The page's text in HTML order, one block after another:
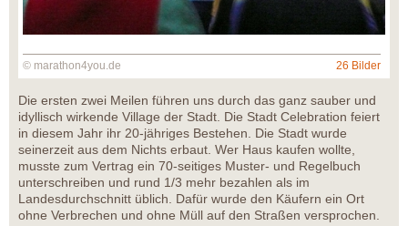
© marathon4you.de 26 Bilder
Die ersten zwei Meilen führen uns durch das ganz sauber und
idyllisch wirkende Village der Stadt. Die Stadt Celebration feiert
in diesem Jahr ihr 20-jähriges Bestehen. Die Stadt wurde
seinerzeit aus dem Nichts erbaut. Wer Haus kaufen wollte,
musste zum Vertrag ein 70-seitiges Muster- und Regelbuch
unterschreiben und rund 1/3 mehr bezahlen als im
Landesdurchschnitt üblich. Dafür wurde den Käufern ein Ort
ohne Verbrechen und ohne Müll auf den Straßen versprochen.